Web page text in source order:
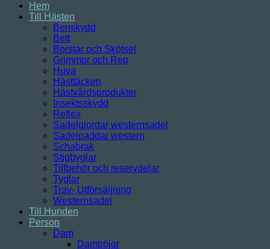
Hem
Till Hästen
Benskydd
Bett
Borstar och Skötsel
Grimmor och Rep
Huva
Hästtäcken
Hästvårdsprodukter
Insektsskydd
Reflex
Sadelgjordar westernsadel
Sadelpaddar western
Schabrak
Stigbyglar
Tillbehör och reservdelar
Tyglar
Trav- Utförsäljning
Westernsadel
Till Hunden
Person
Dam
Damtröjor